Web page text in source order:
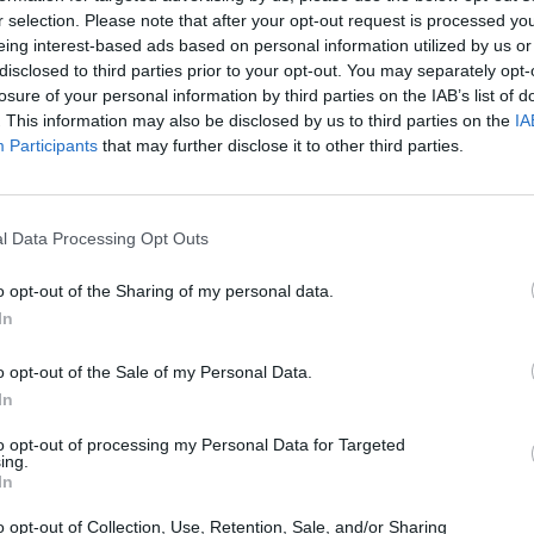
selection. Please note that after your opt-out request is processed
interest-based ads based on personal information utilized by us
to third parties prior to your opt-out. You may separately
of your personal information by third parties on the IAB’s list of
This information may also be disclosed by us to third parties on the
Participants that may further disclose it to other third parties.
Data Processing Opt Outs
opt-out of the Sharing of my personal data.
opt-out of the Sale of my Personal Data.
opt-out of processing my Personal Data for Targeted
opt-out of Collection, Use, Retention, Sale, and/or Sharing
zarządzanie VLAN, grupa VLAN, Head-of-
na bazie portu, Unknown Storm Control,
IEEE 802.3, IEEE 802.3u, IEEE 802.3z,
IEEE 802.3ad (LACP), IEEE 802.1w, IEEE
16 MB
/ połączenie
AC 100-240 V (50/60 Hz)
w trybie aktywności
w stojaku
normami Certyfikat FCC Class A, C-Tick, BSMI, cUL,